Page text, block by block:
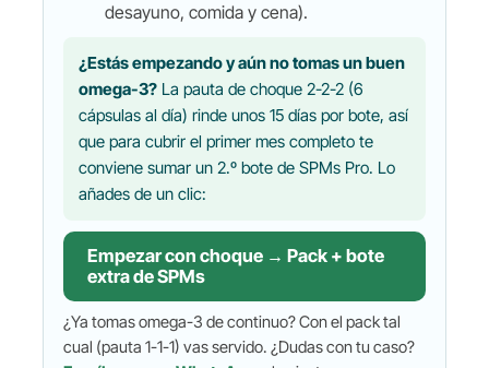
desayuno, comida y cena).
¿Estás empezando y aún no tomas un buen
omega-3?La pauta de choque 2-2-2 (6
cápsulas al día) rinde unos 15 días por bote, así
que para cubrir el primer mes completo te
conviene sumar un 2.º bote de SPMs Pro. Lo
añades de un clic:
Empezar con choque → Pack + bote
extra de SPMs
¿Ya tomas omega-3 de continuo? Con el pack tal
cual (pauta 1-1-1) vas servido. ¿Dudas con tu caso?